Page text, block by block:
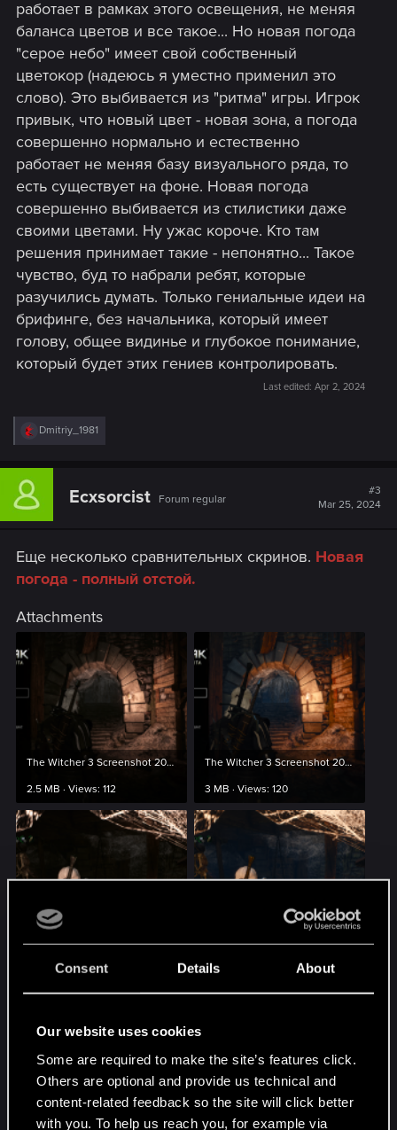
Consent Details About
Our website uses cookies
Some are required to make the site’s features click.
Others are optional and provide us technical and
content-related feedback so the site will click better
with you. To help us reach you, for example via
работает в рамках этого освещения, не меняя
баланса цветов и все такое... Но новая погода
"серое небо" имеет свой собственный
цветокор (надеюсь я уместно применил это
слово). Это выбивается из "ритма" игры. Игрок
привык, что новый цвет - новая зона, а погода
совершенно нормально и естественно
работает не меняя базу визуального ряда, то
есть существует на фоне. Новая погода
совершенно выбивается из стилистики даже
своими цветами. Ну ужас короче. Кто там
решения принимает такие - непонятно... Такое
чувство, буд то набрали ребят, которые
разучились думать. Только гениальные идеи на
брифинге, без начальника, который имеет
голову, общее видинье и глубокое понимание,
который будет этих гениев контролировать.
Last edited: Apr 2, 2024
R
e
c
i
:
Dmitriy_1981
Ecxsorcist Forum regular
#3
Mar 25, 2024
Еще несколько сравнительных скринов. Новая
погода - полный отстой.
Attachments
The Witcher 3 Screenshot 2024.03.21 - 11.38.01.53.png
2.5 MB · Views: 112
The Witcher 3 Screenshot 2024.03.21 - 11.38.14.43.png
3 MB · Views: 120
The Witcher 3 Screenshot 2024.03.21 - 11.39.06.35.png
3.2 MB · Views: 105
The Witcher 3 Screenshot 2024.03.21 - 11.39.09.96.png
3.7 MB · Views: 133
The Witcher 3 Screenshot 2024.03.21 - 11.42.06.08.png